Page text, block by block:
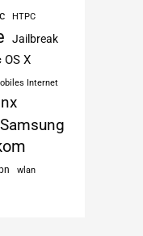
HTPC
Jailbreak
OS X
Internet
Samsung
wlan